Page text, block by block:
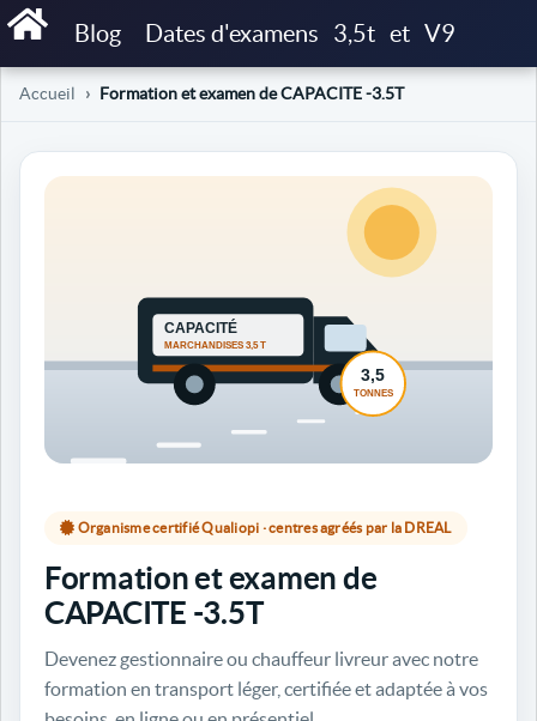
Blog Dates d'examens 3,5t et V9
Accueil Formation et examen de CAPACITE -3.5T
Organisme certifié Qualiopi · centres agréés par la DREAL
Formation et examen de
CAPACITE -3.5T
Devenez gestionnaire ou chauffeur livreur avec notre
formation en transport léger, certifiée et adaptée à vos